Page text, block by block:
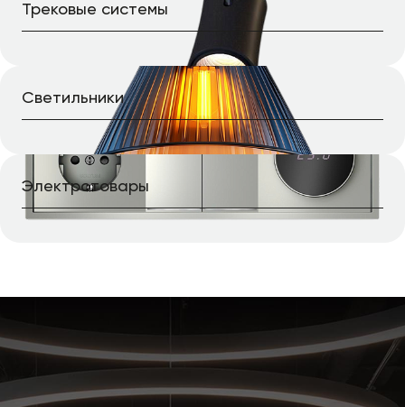
Трековые системы
Перейти в каталог
Светильники
Перейти в каталог
Электротовары
Сделаем профессиональный
расчет освещения за 1 день